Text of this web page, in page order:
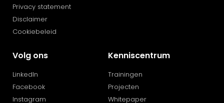
Privacy statement
Disclaimer
Cookiebeleid
Volg ons
LinkedIn
Facebook
Instagram
Kenniscentrum
Trainingen
Projecten
Whitepaper